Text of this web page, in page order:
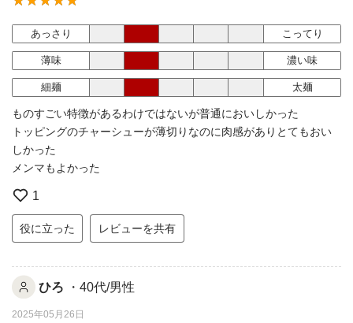
あっさり こってり
薄味 濃い味
細麺 太麺
ものすごい特徴があるわけではないが普通においしかった
トッピングのチャーシューが薄切りなのに肉感がありとてもおい
しかった
メンマもよかった
1
役に立った レビューを共有
ひろ ・40代/男性
2025年05月26日